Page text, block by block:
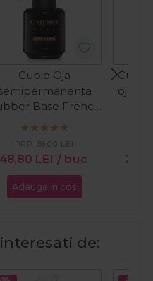
Cupio Oja
Base French
- Perfect
48,80 LEI / buc
PRP: 56,00 LEI
Adauga in cos
Cupio
oja
de: